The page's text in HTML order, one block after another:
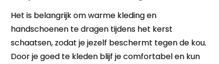
Het is belangrijk om warme kleding en
handschoenen te dragen tijdens het kerst
schaatsen, zodat je jezelf beschermt tegen de kou.
Door je goed te kleden blijf je comfortabel en kun